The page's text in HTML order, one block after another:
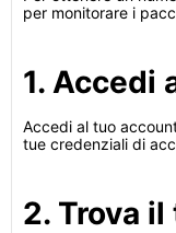
per monitorare i
1. Accedi
Accedi al tuo
tue credenziali di
2. Trova